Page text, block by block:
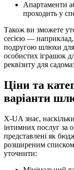
Апартаменти
проходить у
Також ви зможете
сесією — наприклад,
подругою шлюхи для
особистих іграшок
реквізиту для
Ціни та
варіанти
X-UA знає,
інтимних послуг за
представлені як
розширеним
уточнити: